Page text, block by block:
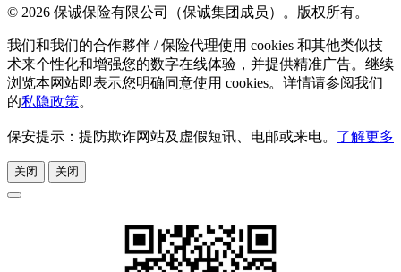
© 2026 保诚保险有限公司（保诚集团成员）。版权所有。
我们和我们的合作夥伴 / 保险代理使用 cookies 和其他类似技
术来个性化和增强您的数字在线体验，并提供精准广告。继续
浏览本网站即表示您明确同意使用 cookies。详情请参阅我们
的私隐政策。
保安提示：提防欺诈网站及虚假短讯、电邮或来电。 了解更多
关闭 关闭